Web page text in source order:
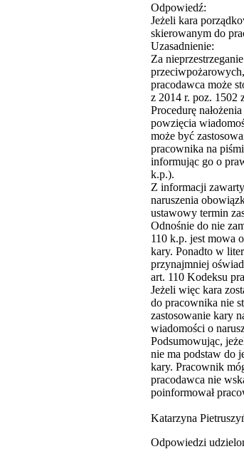
Odpowiedź:
Jeżeli kara
skierowanym do
Uzasadnienie:
Za
pracodawca może
z 2014 r. poz. 1502
Procedurę
powzięcia
może być
pracownika na
informując go o
k.p.).
Z informacji
naruszenia
ustawowy termin
Odnośnie do nie
110 k.p. jest mowa
kary. Ponadto w
przynajmniej
art. 110 Kodeksu
Jeżeli więc kara
do pracownika nie
zastosowanie kary
wiadomości o
Podsumowując,
nie ma podstaw do
kary. Pracownik
pracodawca nie
poinformował
Katarzyna
Odpowiedzi